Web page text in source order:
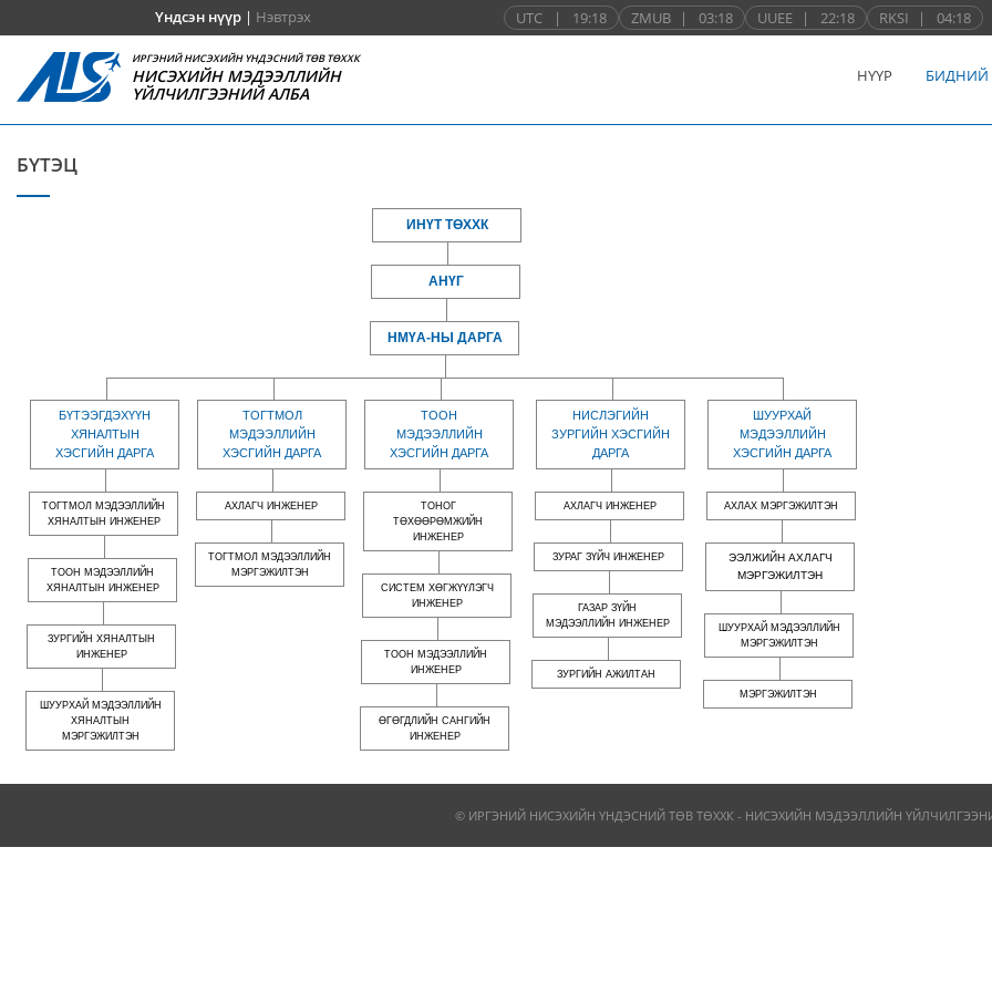
Үндсэн нүүр| Нэвтрэх UTC | 19:18 ZMUB | 03:18 UUEE | 22:18 RKSI | 04:18
ИРГЭНИЙ НИСЭХИЙН ҮНДЭСНИЙ ТӨВ ТӨХХК
НИСЭХИЙН МЭДЭЭЛЛИЙН
ҮЙЛЧИЛГЭЭНИЙ АЛБА
НҮҮР БИДНИЙ
БҮТЭЦ
ИНҮТ ТӨХХК
АНҮГ
НМҮА-НЫ ДАРГА
БҮТЭЭГДЭХҮҮН
ХЯНАЛТЫН
ХЭСГИЙН ДАРГА
ТОГТМОЛ МЭДЭЭЛЛИЙН
ХЯНАЛТЫН ИНЖЕНЕР
ТООН МЭДЭЭЛЛИЙН
ХЯНАЛТЫН ИНЖЕНЕР
ЗУРГИЙН ХЯНАЛТЫН
ИНЖЕНЕР
ШУУРХАЙ МЭДЭЭЛЛИЙН
ХЯНАЛТЫН
МЭРГЭЖИЛТЭН
ТОГТМОЛ
МЭДЭЭЛЛИЙН
ХЭСГИЙН ДАРГА
АХЛАГЧ ИНЖЕНЕР
ТОГТМОЛ МЭДЭЭЛЛИЙН
МЭРГЭЖИЛТЭН
ТООН
МЭДЭЭЛЛИЙН
ХЭСГИЙН ДАРГА
ТОНОГ
ТӨХӨӨРӨМЖИЙН
ИНЖЕНЕР
СИСТЕМ ХӨГЖҮҮЛЭГЧ
ИНЖЕНЕР
ТООН МЭДЭЭЛЛИЙН
ИНЖЕНЕР
ӨГӨГДЛИЙН САНГИЙН
ИНЖЕНЕР
НИСЛЭГИЙН
ЗУРГИЙН ХЭСГИЙН
ДАРГА
АХЛАГЧ ИНЖЕНЕР
ЗУРАГ ЗҮЙЧ ИНЖЕНЕР
ГАЗАР ЗҮЙН
МЭДЭЭЛЛИЙН ИНЖЕНЕР
ЗУРГИЙН АЖИЛТАН
ШУУРХАЙ
МЭДЭЭЛЛИЙН
ХЭСГИЙН ДАРГА
АХЛАХ МЭРГЭЖИЛТЭН
ЭЭЛЖИЙН АХЛАГЧ
МЭРГЭЖИЛТЭН
ШУУРХАЙ МЭДЭЭЛЛИЙН
МЭРГЭЖИЛТЭН
МЭРГЭЖИЛТЭН
© ИРГЭНИЙ НИСЭХИЙН ҮНДЭСНИЙ ТӨВ ТӨХХК - НИСЭХИЙН МЭДЭЭЛЛИЙН